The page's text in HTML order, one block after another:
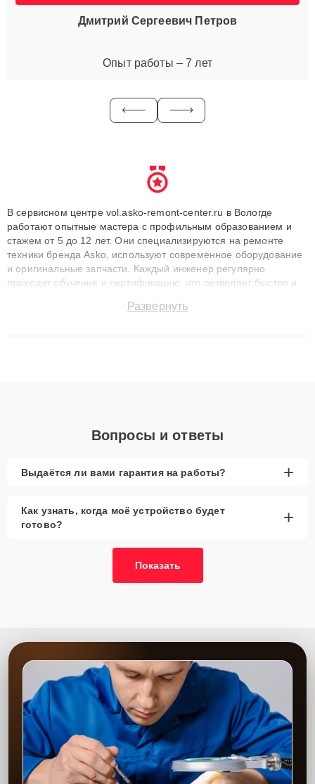
Дмитрий Сергеевич Петров
Опыт работы – 7 лет
В сервисном центре vol.asko-remont-center.ru в Вологде
работают опытные мастера с профильным образованием и
стажем от 5 до 12 лет. Они специализируются на ремонте
техники бренда Asko, используют современное оборудование
и оригинальные запчасти. Каждый инженер регулярно
проходит обучение и сертификацию, что позволяет быстро и
сохранением гарантии до 3 лет. Наши мастера решают
Развернуть
Вопросы и ответы
Выдаётся ли вами гарантия на работы? +
Как узнать, когда моё устройство будет
готово?
+
Показать